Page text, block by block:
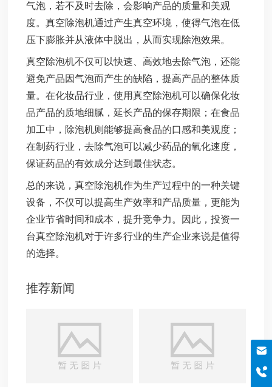
气泡，若不及时去除，会影响产品的质量和美观
度。真空除泡机通过产生真空环境，使得气泡在低
压下膨胀并从液体中脱出，从而实现除泡效果。
真空除泡机不仅可以快速、高效地去除气泡，还能
避免产品因气泡而产生的缺陷，提高产品的整体质
量。在化妆品行业，使用真空除泡机可以确保化妆
品产品的质地细腻，延长产品的保存期限；在食品
加工中，除泡机则能够提高食品的口感和美观度；
在制药行业，去除气泡可以减少药品的氧化速度，
保证药品的有效成分达到最佳状态。
总的来说，真空除泡机作为生产过程中的一种关键
设备，不仅可以提高生产效率和产品质量，更能为
企业节省时间和成本，提升竞争力。因此，投资一
台真空除泡机对于许多行业的生产企业来说是值得
的选择。
推荐新闻
邮箱
szboyo@foxmail.com
于经理